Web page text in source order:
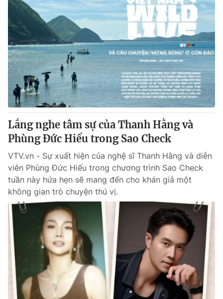
Lắng nghe tâm sự của Thanh Hằng và
Phùng Đức Hiếu trong Sao Check
VTV.vn - Sự xuất hiện của nghệ sĩ Thanh Hằng và diễn
viên Phùng Đức Hiếu trong chương trình Sao Check
tuần này hứa hẹn sẽ mang đến cho khán giả một
không gian trò chuyện thú vị.